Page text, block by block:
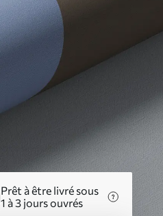
Prêt à être livré sous
1 à 3 jours ouvrés